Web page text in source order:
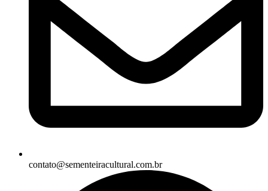
contato@sementeiracultural.com.br